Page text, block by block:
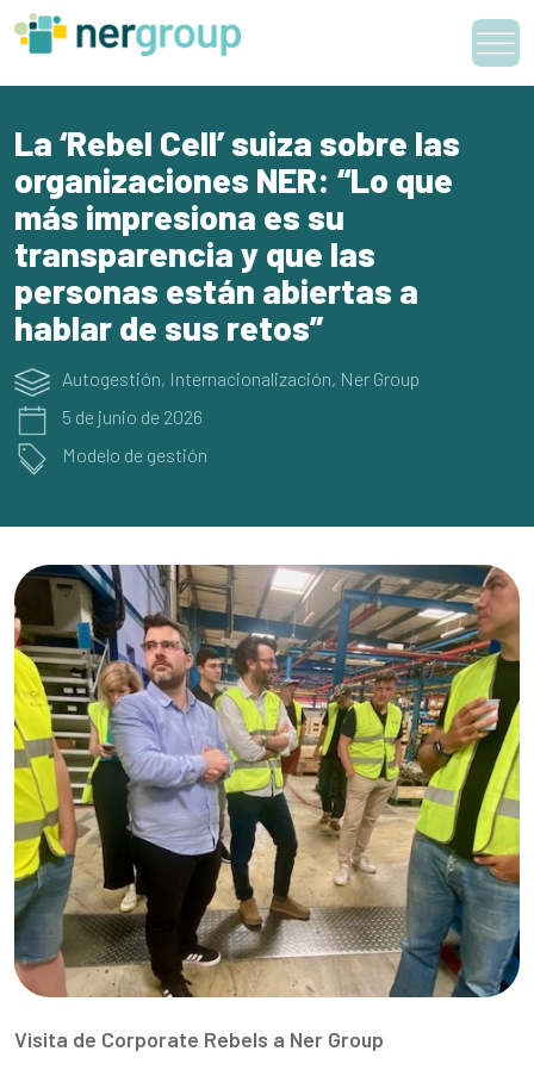
Skip
to
La ‘Rebel Cell’ suiza sobre las
organizaciones NER: “Lo que
más impresiona es su
transparencia y que las
personas están abiertas a
hablar de sus retos”
Autogestión, Internacionalización, Ner Group
5 de junio de 2026
Modelo de gestión
Visita de Corporate Rebels a Ner Group